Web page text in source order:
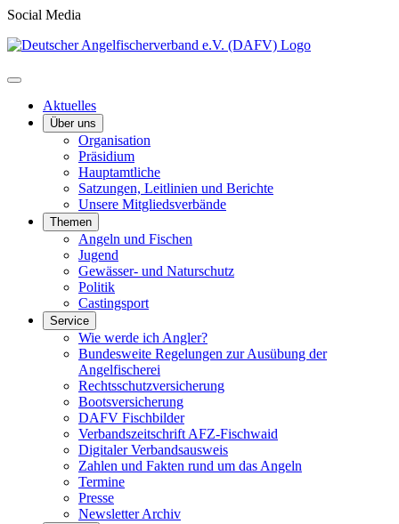
Social Media
Aktuelles
Über uns
Organisation
Präsidium
Hauptamtliche
Satzungen, Leitlinien und Berichte
Unsere Mitgliedsverbände
Themen
Angeln und Fischen
Jugend
Gewässer- und Naturschutz
Politik
Castingsport
Service
Wie werde ich Angler?
Bundesweite Regelungen zur Ausübung der
Angelfischerei
Rechtsschutzversicherung
Bootsversicherung
DAFV Fischbilder
Verbandszeitschrift AFZ-Fischwaid
Digitaler Verbandsausweis
Zahlen und Fakten rund um das Angeln
Termine
Presse
Newsletter Archiv